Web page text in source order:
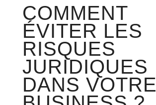
COMMENT
ÉVITER LES
RISQUES
JURIDIQUES
DANS VOTRE